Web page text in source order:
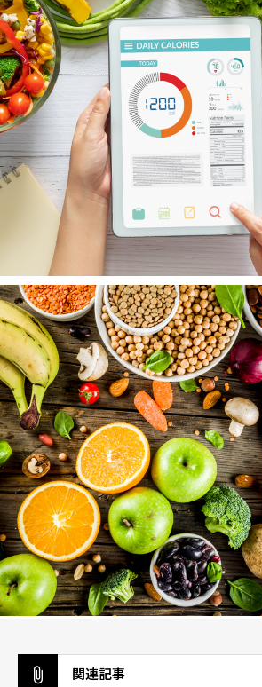
関連記事